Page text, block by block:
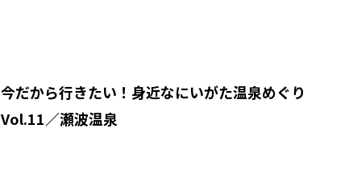
今だから行きたい！身近なにいがた温泉めぐり
Vol.11／瀬波温泉